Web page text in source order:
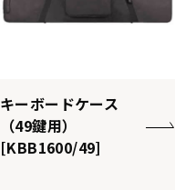
キーボードケース
（49鍵用）
[KBB1600/49]